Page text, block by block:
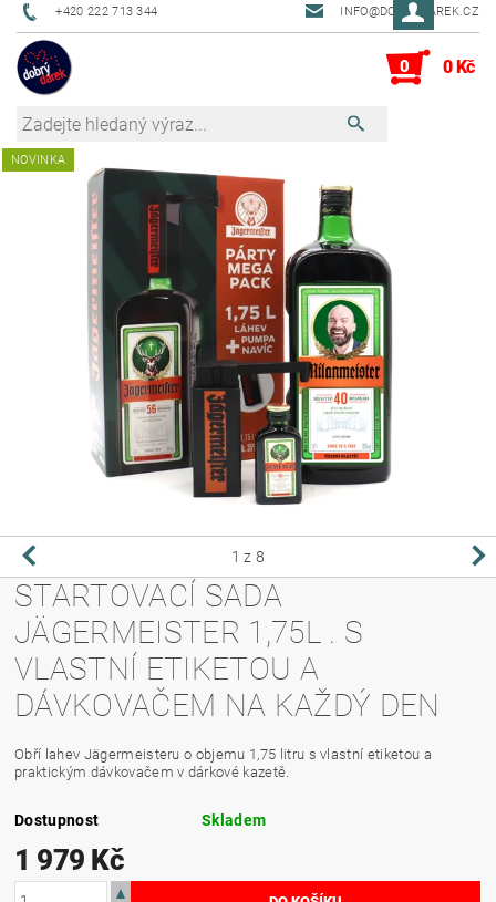
+420 222 713 344 INFO@DOBRYDAREK.CZ
0 0 Kč
NOVINKA
1 z 8
STARTOVACÍ SADA
JÄGERMEISTER 1,75L . S
VLASTNÍ ETIKETOU A
DÁVKOVAČEM NA KAŽDÝ DEN
Obří lahev Jägermeisteru o objemu 1,75 litru s vlastní etiketou a
praktickým dávkovačem v dárkové kazetě.
Dostupnost Skladem
1 979 Kč